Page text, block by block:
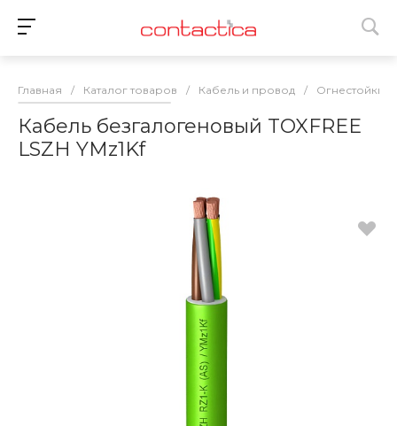
Главная / Каталог товаров / Кабель и провод / Огнестойкий
Кабель безгалогеновый TOXFREE
LSZH YMz1Kf